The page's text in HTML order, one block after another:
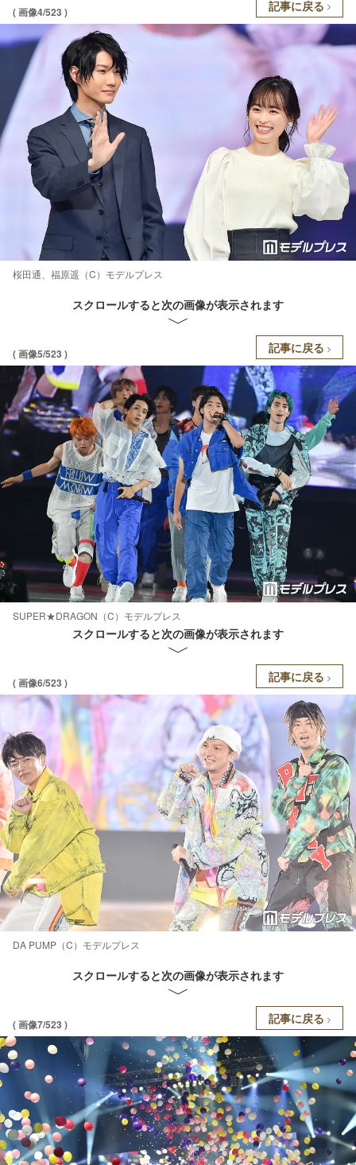
( 画像4/523 ) 記事に戻る
桜田通、福原遥（C）モデルプレス
スクロールすると次の画像が表示されます
( 画像5/523 ) 記事に戻る
SUPER★DRAGON（C）モデルプレス
スクロールすると次の画像が表示されます
( 画像6/523 ) 記事に戻る
DA PUMP（C）モデルプレス
スクロールすると次の画像が表示されます
( 画像7/523 ) 記事に戻る